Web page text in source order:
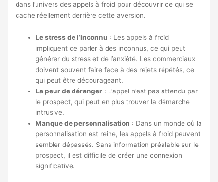
dans l’univers des appels à froid pour découvrir ce qui se
cache réellement derrière cette aversion.
Le stress de l’Inconnu : Les appels à froid
impliquent de parler à des inconnus, ce qui peut
générer du stress et de l’anxiété. Les commerciaux
doivent souvent faire face à des rejets répétés, ce
qui peut être décourageant.
La peur de déranger : L’appel n’est pas attendu par
le prospect, qui peut en plus trouver la démarche
intrusive.
Manque de personnalisation : Dans un monde où la
personnalisation est reine, les appels à froid peuvent
sembler dépassés. Sans information préalable sur le
prospect, il est difficile de créer une connexion
significative.